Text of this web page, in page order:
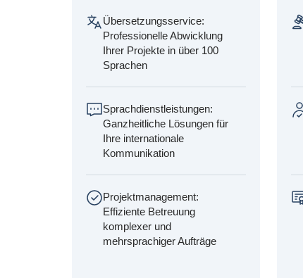
Übersetzungsservice:
Professionelle Abwicklung
Ihrer Projekte in über 100
Sprachen
Sprachdienstleistungen:
Ganzheitliche Lösungen für
Ihre internationale
Kommunikation
Projektmanagement:
Effiziente Betreuung
komplexer und
mehrsprachiger Aufträge